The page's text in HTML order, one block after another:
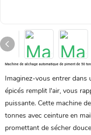
Machine de séchage automatique de piment de 50
Imaginez-vous entrer dans
épicés remplit l'air, vous
puissante. Cette machine
tonnes avec ceinture en
promettant de sécher